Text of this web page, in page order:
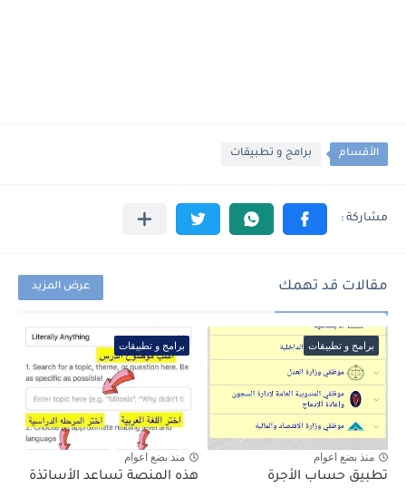
الأقسام برامج و تطبيقات
مقالات قد تهمك عرض المزيد
برامج و تطبيقات
منذ بضع اعوام
تطبيق حساب الأجرة
برامج و تطبيقات
منذ بضع اعوام
هذه المنصة تساعد الأساتذة